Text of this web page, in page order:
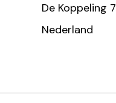
De Koppeling 7
Nederland